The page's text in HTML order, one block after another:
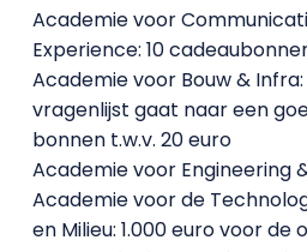
Academie voor
Experience: 10
Academie voor Bouw &
vragenlijst gaat naar een
bonnen t.w.v. 20 euro
Academie voor Engineering
Academie voor de
en Milieu: 1.000 euro voor de